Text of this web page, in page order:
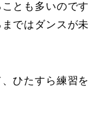
とも多いのです
ではダンスが未
ひたすら練習を